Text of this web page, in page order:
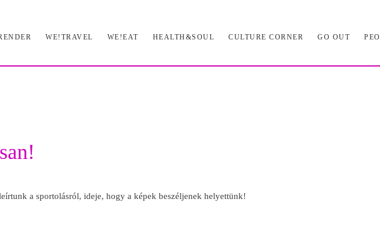
WE!TRAVEL WE!EAT HEALTH&SOUL CULTURE CORNER GO OUT
a sportolásról, ideje, hogy a képek beszéljenek helyettünk!